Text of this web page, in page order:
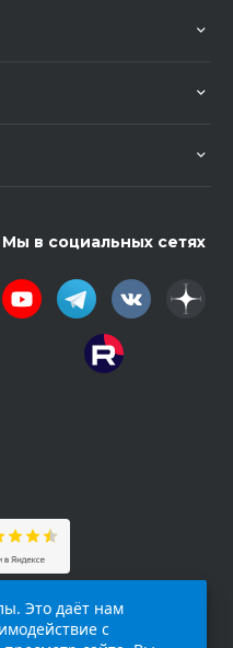
Мы в социальных сетях
Это даёт нам
с